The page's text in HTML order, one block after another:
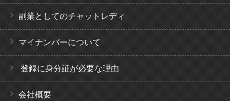
副業としてのチャットレディ
マイナンバーについて
登録に身分証が必要な理由
会社概要